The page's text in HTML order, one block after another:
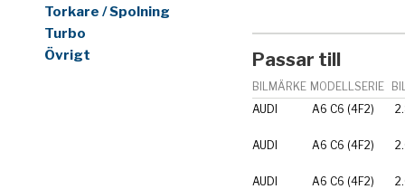
Torkare / Spolning
Turbo
Övrigt
Passar till
BILMÄRKE MODELLSERIE
AUDI
A6 C6 (4F2)
AUDI A6 C6 (4F2)
AUDI A6 C6 (4F2)